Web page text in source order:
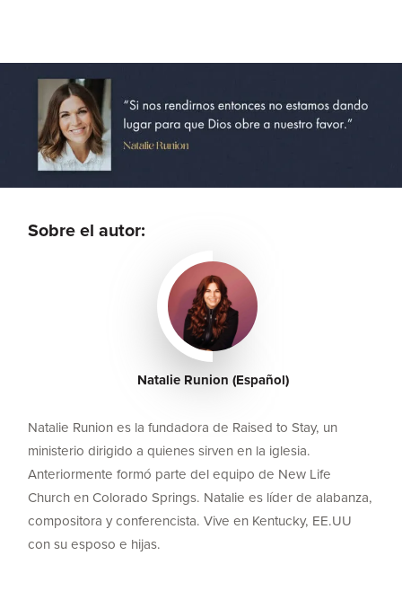
Sobre el autor:
Natalie Runion (Español)
Natalie Runion es la fundadora de Raised to Stay, un
ministerio dirigido a quienes sirven en la iglesia.
Anteriormente formó parte del equipo de New Life
Church en Colorado Springs. Natalie es líder de alabanza,
compositora y conferencista. Vive en Kentucky, EE.UU
con su esposo e hijas.